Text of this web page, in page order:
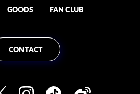
GOODS FAN CLUB
CONTACT